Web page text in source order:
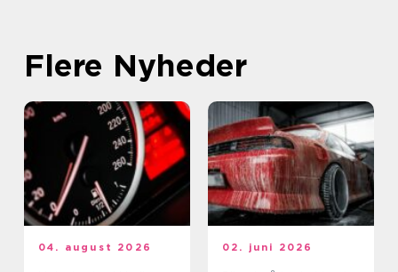
Flere Nyheder
04. august 2026 02. juni 2026